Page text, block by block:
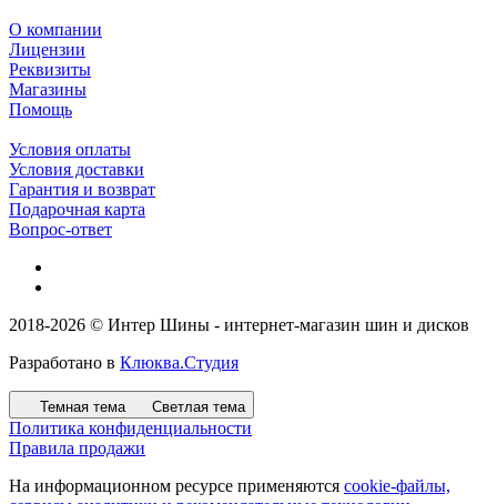
О компании
Лицензии
Реквизиты
Магазины
Помощь
Условия оплаты
Условия доставки
Гарантия и возврат
Подарочная карта
Вопрос-ответ
2018-2026 © Интер Шины - интернет-магазин шин и дисков
Разработано в Клюква.Студия
Темная тема Светлая тема
Политика конфиденциальности
Правила продажи
На информационном ресурсе применяются cookie-файлы,